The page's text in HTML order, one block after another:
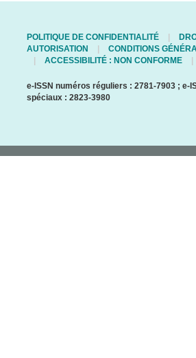
POLITIQUE DE CONFIDENTIALITÉ
AUTORISATION
CONDITIONS
ACCESSIBILITÉ : NON CONFORME
e-ISSN numéros réguliers : 2781-7903 ; e-
spéciaux : 2823-3980